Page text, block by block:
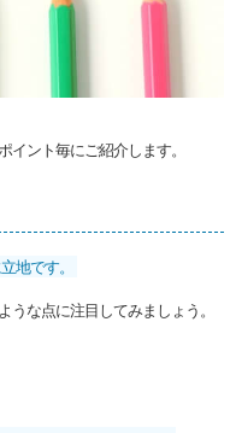
ント毎にご紹介します。
地です。
な点に注目してみましょう。